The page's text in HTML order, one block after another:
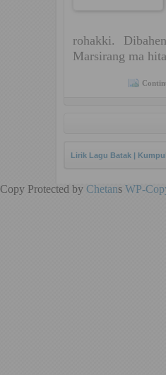
rohakki.
Marsirang ma
Lirik Lagu Batak |
Copy Protected by Chetans WP-